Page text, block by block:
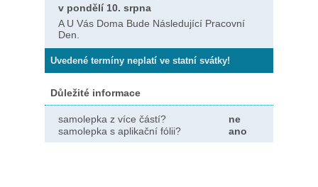
v pondělí 10. srpna
A U Vás Doma Bude Následující Pracovní
Den.
Uvedené termíny neplatí ve statní svátky!
Důležité informace
samolepka z více částí?
ne
samolepka s aplikační fólii?
ano